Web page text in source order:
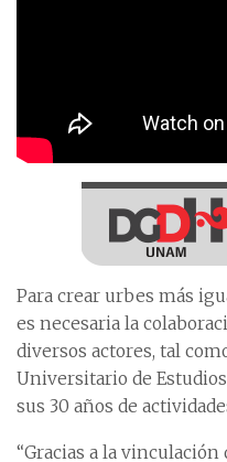
Para crear urbes más
es necesaria la
diversos actores, tal
Universitario de Estudios
sus 30 años de
“Gracias a la